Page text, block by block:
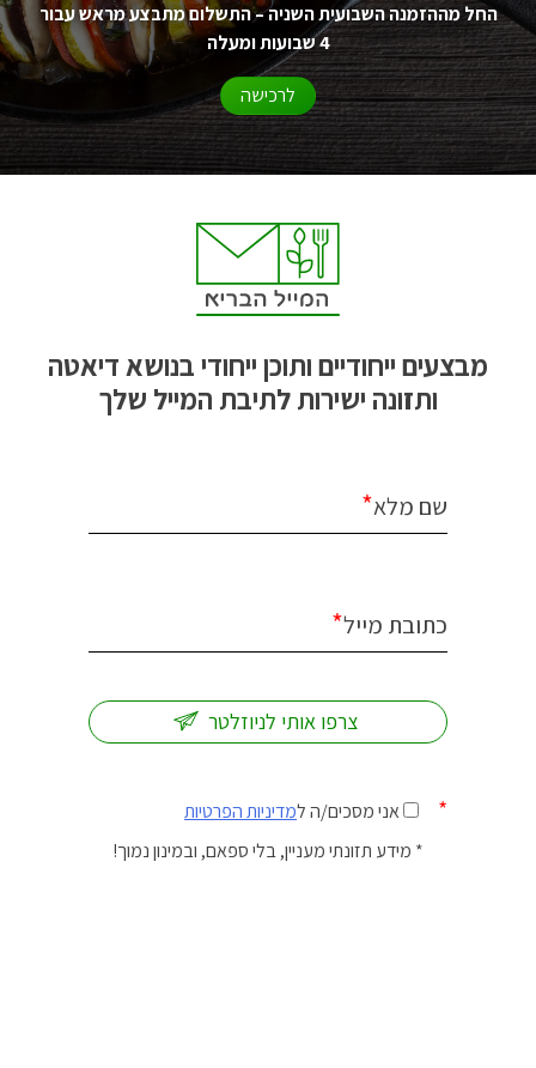
החל מההזמנה השבועית השניה – התשלום מתבצע מראש עבור
4 שבועות ומעלה
לרכישה
מבצעים ייחודיים ותוכן ייחודי בנושא דיאטה
ותזונה ישירות לתיבת המייל שלך
שם מלא*
כתובת מייל*
* אני מסכים/ה למדיניות הפרטיות
* מידע תזונתי מעניין, בלי ספאם, ובמינון נמוך!